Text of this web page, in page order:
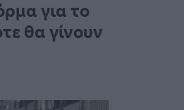
για το
θα γίνουν